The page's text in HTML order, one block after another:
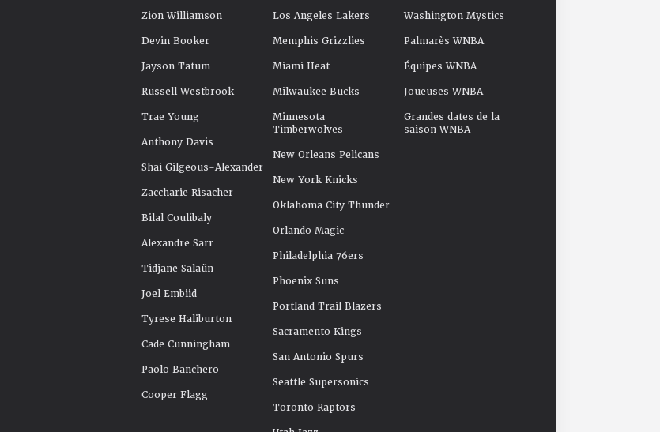
Zion Williamson
Devin Booker
Jayson Tatum
Russell Westbrook
Trae Young
Anthony Davis
Shai Gilgeous-Alexander
Zaccharie Risacher
Bilal Coulibaly
Alexandre Sarr
Tidjane Salaün
Joel Embiid
Tyrese Haliburton
Cade Cunningham
Paolo Banchero
Cooper Flagg
Los Angeles Lakers
Memphis Grizzlies
Miami Heat
Milwaukee Bucks
Minnesota
Timberwolves
New Orleans Pelicans
New York Knicks
Oklahoma City Thunder
Orlando Magic
Philadelphia 76ers
Phoenix Suns
Portland Trail Blazers
Sacramento Kings
San Antonio Spurs
Seattle Supersonics
Toronto Raptors
Washington Mystics
Palmarès WNBA
Équipes WNBA
Joueuses WNBA
Grandes dates de la
saison WNBA